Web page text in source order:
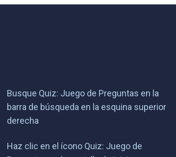
Busque Quiz: Juego de Preguntas en la
barra de búsqueda en la esquina superior
derecha
Haz clic en el ícono Quiz: Juego de